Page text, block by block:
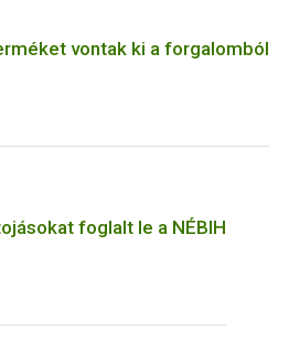
vontak ki a forgalomból
foglalt le a NÉBIH